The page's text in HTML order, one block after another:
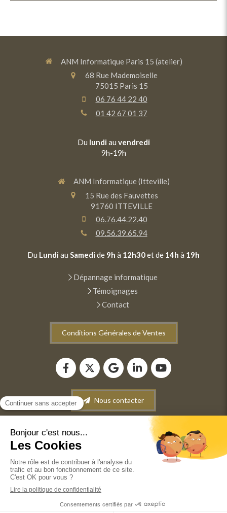
ANM Informatique Paris 15 (atelier)
68 Rue Mademoiselle
75015 Paris 15
06 76 44 22 40
01 42 67 01 37
Du lundi au vendredi
9h-19h
ANM Informatique (Itteville)
15 Rue des Fauvettes
91760 ITTEVILLE
06.76.44.22.40
09.56.39.65.94
Du Lundi au Samedi de 9h à 12h30et de 14h à 19h
Dépannage informatique
Témoignages
Contact
Conditions Générales de Ventes
Nous contacter
Conditions générales de vente
©2022 ANM INFORMATIQUE - Dépannage-Maintenance
informatique. Vente de matériel informatique. Récupération
de données.